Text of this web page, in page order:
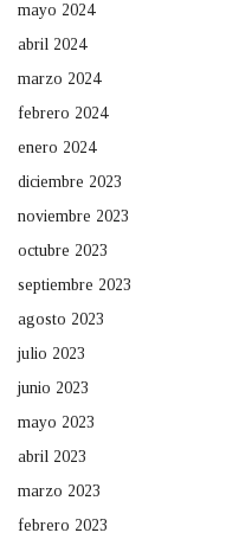
mayo 2024
abril 2024
marzo 2024
febrero 2024
enero 2024
diciembre 2023
noviembre 2023
octubre 2023
septiembre 2023
agosto 2023
julio 2023
junio 2023
mayo 2023
abril 2023
marzo 2023
febrero 2023